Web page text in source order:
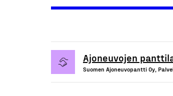
Ajoneuvojen
Suomen Ajoneuvopantti Oy,